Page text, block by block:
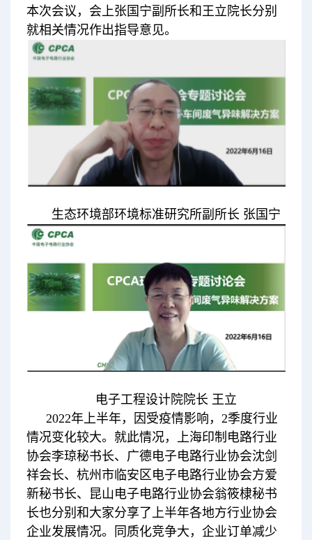
本次会议，会上张国宁副所长和王立院长分别
就相关情况作出指导意见。
生态环境部环境标准研究所副所长 张国宁
电子工程设计院院长 王立
2022年上半年，因受疫情影响，2季度行业
情况变化较大。就此情况，上海印制电路行业
协会李琼秘书长、广德电子电路行业协会沈剑
祥会长、杭州市临安区电子电路行业协会方爱
新秘书长、昆山电子电路行业协会翁筱棣秘书
长也分别和大家分享了上半年各地方行业协会
企业发展情况。同质化竞争大，企业订单减少